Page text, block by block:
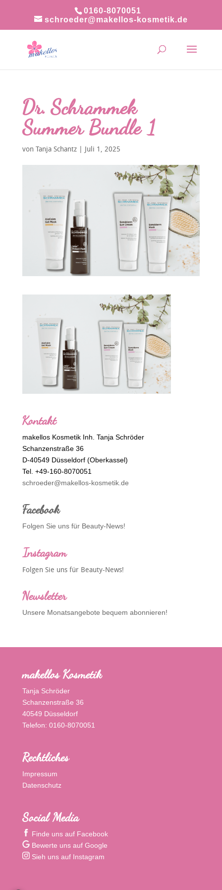
0160-8070051
schroeder@makellos-kosmetik.de
Dr. Schrammek
Summer Bundle 1
von Tanja Schantz| Juli 1, 2025
Kontakt
makellos Kosmetik Inh. Tanja Schröder
Schanzenstraße 36
D-40549 Düsseldorf (Oberkassel)
Tel. +49-160-8070051
schroeder@makellos-kosmetik.de
Facebook
Folgen Sie uns für Beauty-News!
Instagram
Folgen Sie uns für Beauty-News!
Newsletter
Unsere Monatsangebote bequem abonnieren!
makellos Kosmetik
Tanja Schröder
Schanzenstraße 36
40549 Düsseldorf
Telefon: 0160-8070051
Rechtliches
Impressum
Datenschutz
Social Media
Finde uns auf Facebook
Bewerte uns auf Google
Sieh uns auf Instagram